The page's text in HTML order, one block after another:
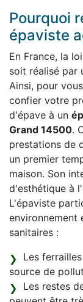
Pourquoi
épaviste
En France, la
soit réalisé par
Ainsi, pour
confier votre
d'épave à un
Grand 14500.
prestations de
un premier
maison. Son
d'esthétique à
L'épaviste
environnement
sanitaires :
Les
source de
Les restes